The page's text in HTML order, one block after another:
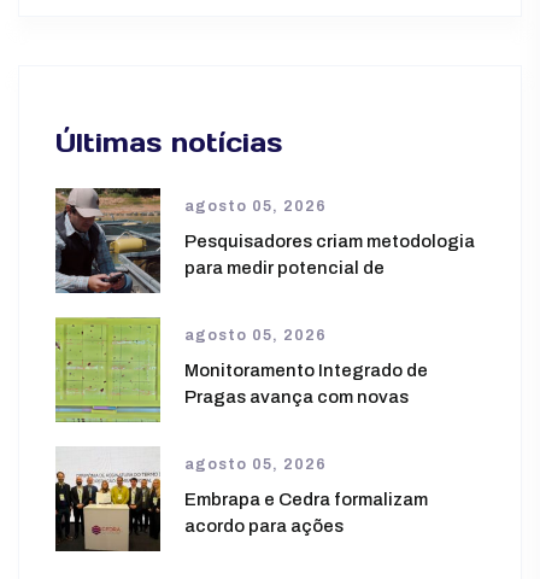
Últimas notícias
agosto 05, 2026
Pesquisadores criam metodologia
para medir potencial de
agosto 05, 2026
Monitoramento Integrado de
Pragas avança com novas
agosto 05, 2026
Embrapa e Cedra formalizam
acordo para ações